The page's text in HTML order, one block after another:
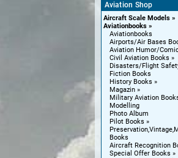
Aviation Shop
Aircraft Scale Models
Aviationbooks
Aviationbooks
Airports/Air Bases
Aviation Humor/
Civil Aviation Books
Disasters/Flight
Fiction Books
History Books
Magazin
Military Aviation
Modelling
Photo Album
Pilot Books
Books
Aircraft Recognition
Special Offer Books